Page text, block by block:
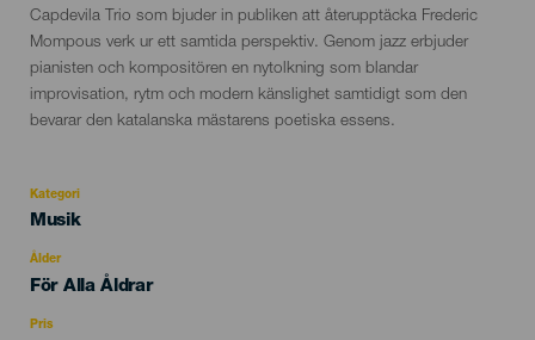
del
evento
Capdevila Trio som bjuder in publiken att återupptäcka Frederic
Mompous verk ur ett samtida perspektiv. Genom jazz erbjuder
pianisten och kompositören en nytolkning som blandar
improvisation, rytm och modern känslighet samtidigt som den
bevarar den katalanska mästarens poetiska essens.
Kategori
Categoría
evento
Musik
Ålder
Edad
För Alla Åldrar
Pris